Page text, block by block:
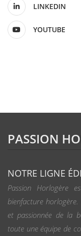
LINKEDIN
YOUTUBE
PASSION
NOTRE LIGNE
Passion Horlogère
bienfacture
et passionnée de la
toute une équipe de